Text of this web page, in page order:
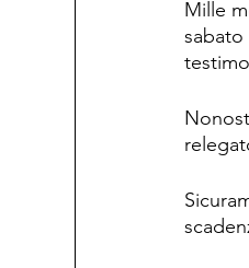
Mille
sabato